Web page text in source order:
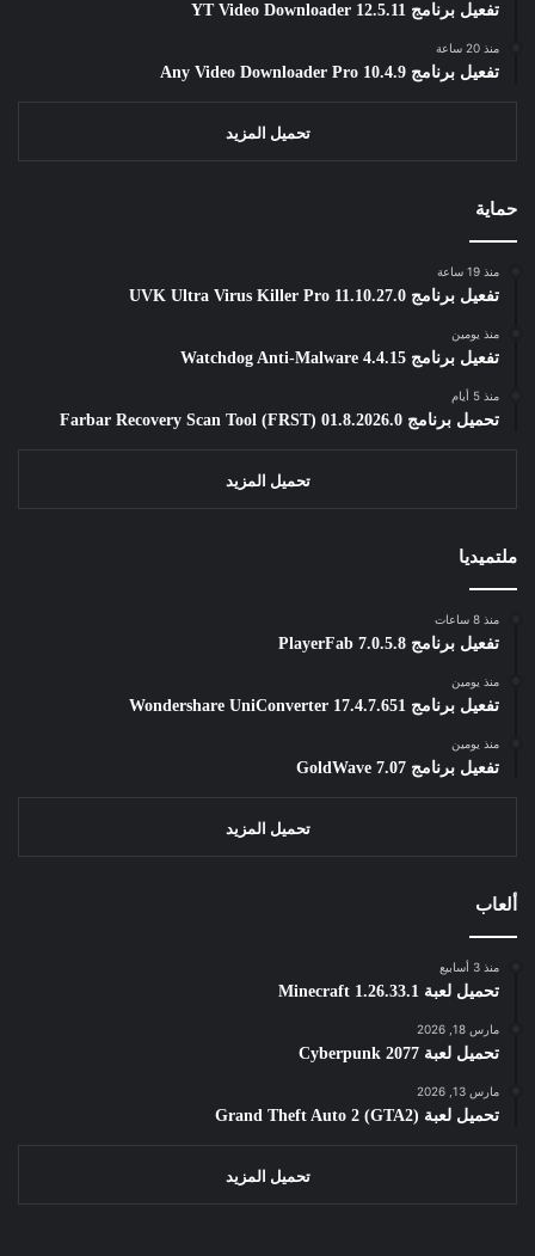
تفعيل برنامج YT Video Downloader 12.5.11
منذ 20 ساعة
تفعيل برنامج Any Video Downloader Pro 10.4.9
تحميل المزيد
حماية
منذ 19 ساعة
تفعيل برنامج UVK Ultra Virus Killer Pro 11.10.27.0
منذ يومين
تفعيل برنامج Watchdog Anti-Malware 4.4.15
منذ 5 أيام
تحميل برنامج Farbar Recovery Scan Tool (FRST) 01.8.2026.0
تحميل المزيد
ملتميديا
منذ 8 ساعات
تفعيل برنامج PlayerFab 7.0.5.8
منذ يومين
تفعيل برنامج Wondershare UniConverter 17.4.7.651
منذ يومين
تفعيل برنامج GoldWave 7.07
تحميل المزيد
ألعاب
منذ 3 أسابيع
تحميل لعبة Minecraft 1.26.33.1
مارس 18, 2026
تحميل لعبة Cyberpunk 2077
مارس 13, 2026
تحميل لعبة Grand Theft Auto 2 (GTA2)
تحميل المزيد